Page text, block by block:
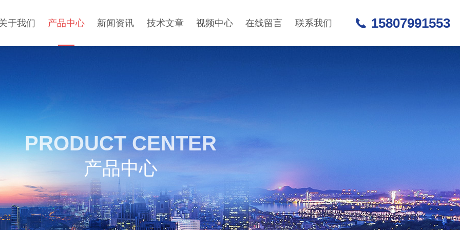
于我们 产品中心 新闻资讯 技术文章 视频中心 在线留言 联系我们 15807991553
PRODUCT CENTER
产品中心